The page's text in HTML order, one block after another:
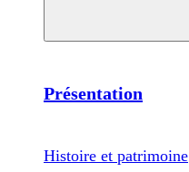
Présentation
Histoire et patrimoine